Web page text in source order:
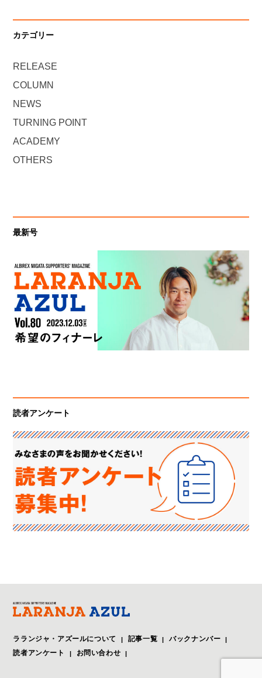
カテゴリー
RELEASE
COLUMN
NEWS
TURNING POINT
ACADEMY
OTHERS
最新号
読者アンケート
ラランジャ・アズールについて 記事一覧
バックナンバー
読者アンケート
お問い合わせ